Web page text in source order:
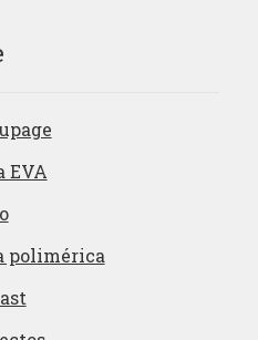
EVA
polimérica